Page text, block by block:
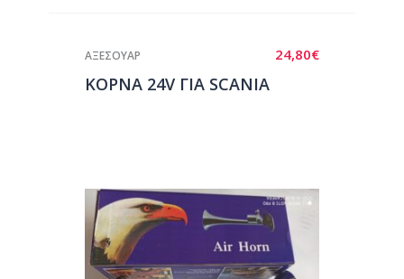
24,80€
ΑΞΕΣΟΥΑΡ
ΚΟΡΝΑ 24V ΓΙΑ SCANIA